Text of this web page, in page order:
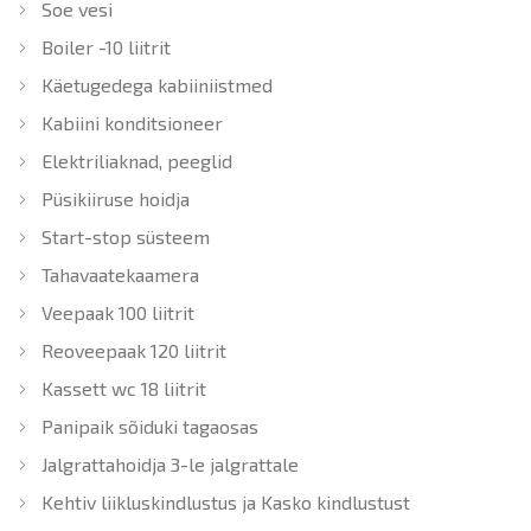
Soe vesi
Boiler -10 liitrit
Käetugedega kabiiniistmed
Kabiini konditsioneer
Elektriliaknad, peeglid
Püsikiiruse hoidja
Start-stop süsteem
Tahavaatekaamera
Veepaak 100 liitrit
Reoveepaak 120 liitrit
Kassett wc 18 liitrit
Panipaik sõiduki tagaosas
Jalgrattahoidja 3-le jalgrattale
Kehtiv liikluskindlustus ja Kasko kindlustust